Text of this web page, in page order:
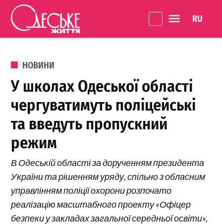
Перейти до вмісту
Життя
ОПУБЛІКОВАНО В
НОВИНИ
У школах Одеської області
чергуватимуть поліцейські
та введуть пропускний
режим
В Одеській області за дорученням президента
України та рішенням уряду, спільно з обласним
управлінням поліції охорони розпочато
реалізацію масштабного проекту «Офіцер
безпеки у закладах загальної середньої освіти»,